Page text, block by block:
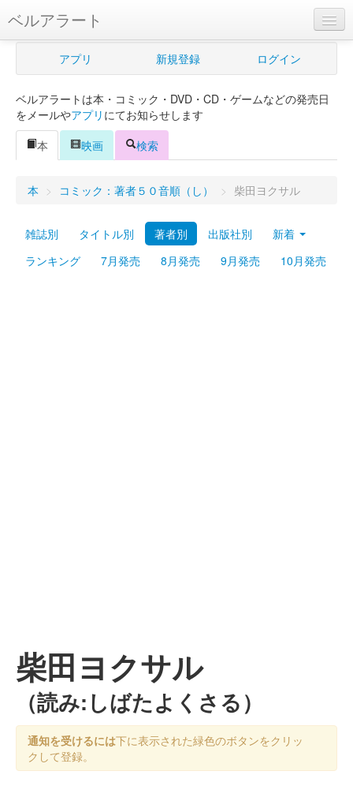
ベルアラート
ベルアラートとは
新規登録
ログイン
Myシェルフ
プレミアム
アプリ 新規登録 ログイン
ベルアラートは本・コミック・DVD・CD・ゲームなどの発売日
をメールやアプリ にてお知らせします
本
映画 検索
本 > コミック：著者５０音順（し） > 柴田ヨクサル
雑誌別 タイトル別 著者別 出版社別
新着
ランキング
7月発売 8月発売 9月発売 10月発売
柴田ヨクサル
（読み:しばたよくさる）
通知を受けるには下に表示された緑色のボタンをクリッ
クして登録。